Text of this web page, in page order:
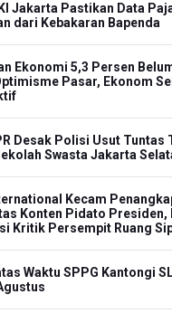
Jakarta Pastikan Data
dari Kebakaran Bapenda
Ekonomi 5,3 Persen
Pasar, Ekonom
Desak Polisi Usut Tuntas
Swasta Jakarta
Kecam
Konten Pidato Presiden,
Kritik Persempit Ruang
Waktu SPPG Kantongi